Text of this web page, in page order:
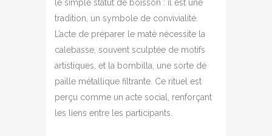
le simple statut de boisson : il est une
tradition, un symbole de convivialité.
L’acte de préparer le maté nécessite la
calebasse, souvent sculptée de motifs
artistiques, et la bombilla, une sorte de
paille métallique filtrante. Ce rituel est
perçu comme un acte social, renforçant
les liens entre les participants.